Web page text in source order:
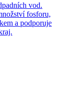
vod.
fosforu,
a podporuje